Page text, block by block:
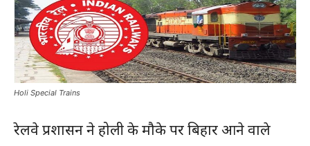
Holi Special Trains
रेलवे प्रशासन ने होली के मौके पर बिहार आने वाले